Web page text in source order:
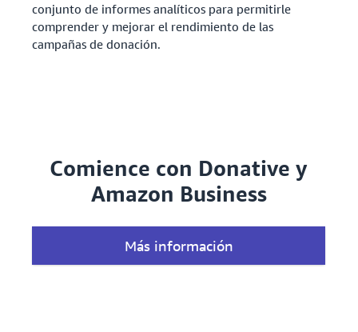
conjunto de informes analíticos para permitirle
comprender y mejorar el rendimiento de las
campañas de donación.
Comience con Donative y
Amazon Business
Más información